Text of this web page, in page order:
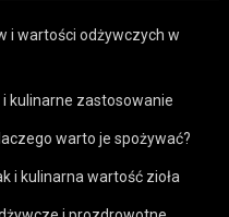
i wartości odżywczych w
kulinarne zastosowanie
warto je spożywać?
i kulinarna wartość zioła